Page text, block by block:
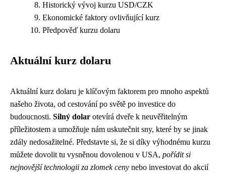
Historický vývoj kurzu USD/CZK
Ekonomické faktory ovlivňující kurz
Předpověď kurzu dolaru
Aktuální kurz dolaru
Aktuální kurz dolaru je klíčovým faktorem pro mnoho aspektů
našeho života, od cestování po světě po investice do
budoucnosti. Silný dolar otevírá dveře k neuvěřitelným
příležitostem a umožňuje nám uskutečnit sny, které by se jinak
zdály nedosažitelné. Představte si, že si díky výhodnému kurzu
můžete dovolit tu vysněnou dovolenou v USA, pořídit si
nejnovější technologii za zlomek ceny nebo investovat do akcií